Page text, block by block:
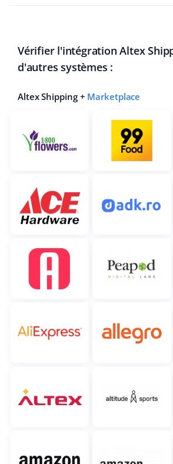
Vérifier l'intégration Altex
d'autres systèmes :
Altex Shipping + Marketplace